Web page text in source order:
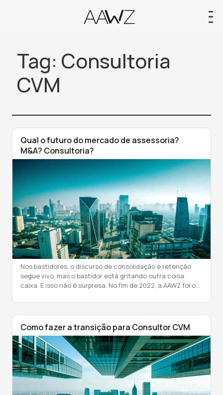
Tag: Consultoria
CVM
Qual o futuro do mercado de assessoria?
M&A? Consultoria?
Nos bastidores, o discurso de consolidação e retenção
segue vivo, mas o bastidor está gritando outra coisa:
caixa. E isso não é surpresa. No fim de 2022, a AAWZ foi o
incômodo que quase ninguém queria admitir: 80% das
operações do setor de assessoria não […]
Como fazer a transição para Consultor CVM